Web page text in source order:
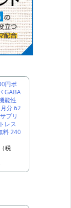
円ポ
GABA
能性
分 62
プリ
レス
料 240
税